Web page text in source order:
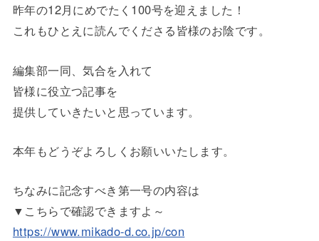
昨年の12月にめでたく100号を迎えました！
これもひとえに読んでくださる皆様のお陰です。
編集部一同、気合を入れて
皆様に役立つ記事を
提供していきたいと思っています。
本年もどうぞよろしくお願いいたします。
ちなみに記念すべき第一号の内容は
▼こちらで確認できますよ～
https://www.mikado-d.co.jp/con